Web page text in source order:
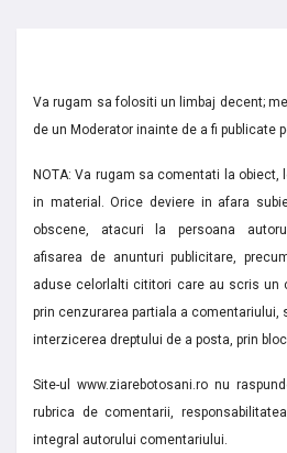
Va rugam sa folositi un limbaj decent;
de un Moderator inainte de a fi publicate
NOTA: Va rugam sa comentati la
in material. Orice deviere in afara
obscene, atacuri la persoana
afisarea de anunturi publicitare,
aduse celorlalti cititori care au scris un
prin cenzurarea partiala a comentariului,
interzicerea dreptului de a posta, prin
Site-ul www.ziarebotosani.ro nu
rubrica de comentarii,
integral autorului comentariului.